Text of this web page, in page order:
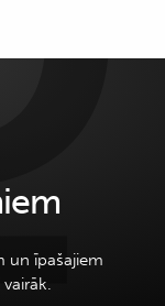
un īpašajiem